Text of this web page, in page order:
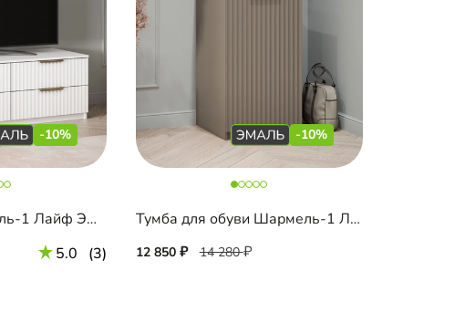
-10%
ТВ-тумба Шармель-1 Лайф Эмаль
5.0 (3)
-10%
Тумба для обуви Шармель-1 Лайф Эмаль
12 850 14 280